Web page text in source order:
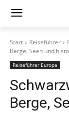
Start Reiseführer
Berge, Seen und
Reiseführer Europa
Berge,